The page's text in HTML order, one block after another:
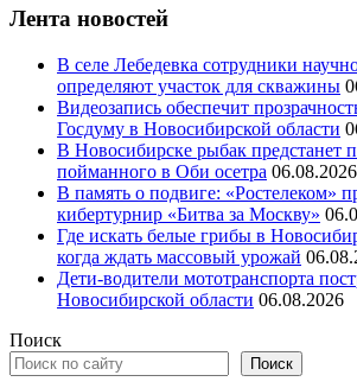
Лента новостей
В селе Лебедевка сотрудники
определяют участок для скважины
Видеозапись обеспечит
Госдуму в Новосибирской области
В Новосибирске рыбак предстанет
пойманного в Оби осетра 06.08.2026
В память о подвиге: «Ростелеком»
кибертурнир «Битва за Москву»
Где искать белые грибы в
когда ждать массовый урожай
Дети-водители мототранспорта
Новосибирской области 06.08.2026
Поиск
Поиск